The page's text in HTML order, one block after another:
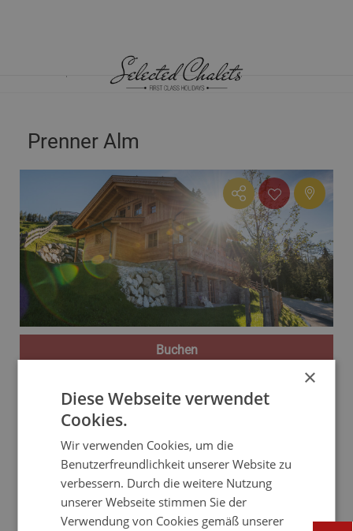
CHALETS ÖSTERREICH STEIERMARK
Prenner Alm
Buchen
Anfragen
MENÜ
×
Diese Webseite verwendet
Cookies.
Wir verwenden Cookies, um die
Benutzerfreundlichkeit unserer Website zu
verbessern. Durch die weitere Nutzung
unserer Webseite stimmen Sie der
Verwendung von Cookies gemäß unserer